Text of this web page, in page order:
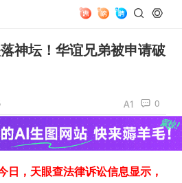
神坛！华谊兄弟被申请破
0
日，天眼查法律诉讼信息显示，